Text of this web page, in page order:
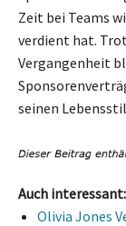
Zeit bei Teams
verdient hat.
Vergangenheit
seinen
Auch interessant:
Olivia Jones